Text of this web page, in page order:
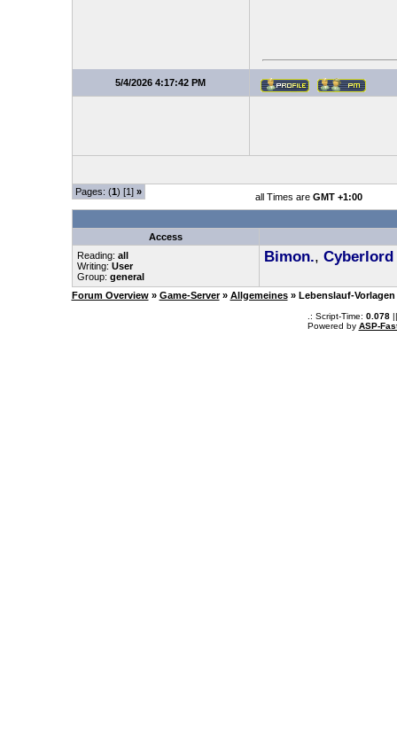
5/4/2026 4:17:42 PM
Pages: (1) [1] » all Times are GMT +1:00
Access
Reading: all
Writing: User
Group: general
Bimon., Cyberlord
Forum Overview » Game-Server » Allgemeines » Lebenslauf-
.: Script-Time: 0.078||
Powered by ASP-